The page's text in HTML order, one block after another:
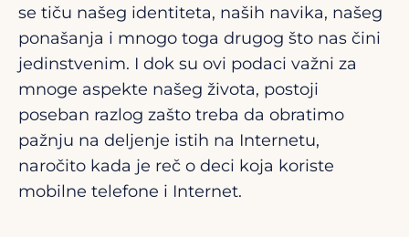
se tiču našeg identiteta, naših navika, našeg
ponašanja i mnogo toga drugog što nas čini
jedinstvenim. I dok su ovi podaci važni za
mnoge aspekte našeg života, postoji
poseban razlog zašto treba da obratimo
pažnju na deljenje istih na Internetu,
naročito kada je reč o deci koja koriste
mobilne telefone i Internet.